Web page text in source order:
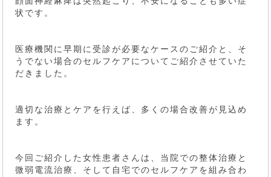
状です。
医療機関に早期に受診が必要なケースのご紹介と、そ
うでない場合のセルフケアについてご紹介させていた
だきました。
適切な治療とケアを行えば、多くの場合改善が見込め
ます。
今回ご紹介した女性患者さんは、当院での整体治療と
微弱電流治療、そして自宅でのセルフケアを組み合わ